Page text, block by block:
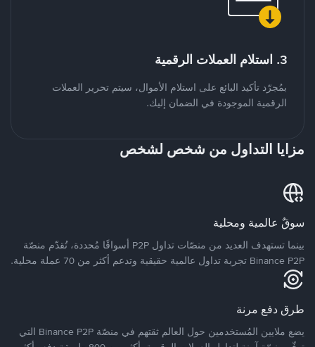
3. استلام العملات الرقمية
بمُجرّد تأكيد البائع على استلام الأموال، سيتم تحرير العملات
الرقمية الموجودة في الضمان إليك.
مزايا التداول من شخص لشخص
سوقٌ عالمية ومحلية
بينما تستهدف العديد من منصّات تداول P2P أسواقًا مُحددة، تُقدّم منصّة
Binance P2P تجربة تداول عالمية حقيقية وتدعم أكثر من 70 عملة محلية.
طرق دفع مرنة
يضع ملايين المُستخدمين حول العالم ثقتهم في منصّة Binance P2P التي